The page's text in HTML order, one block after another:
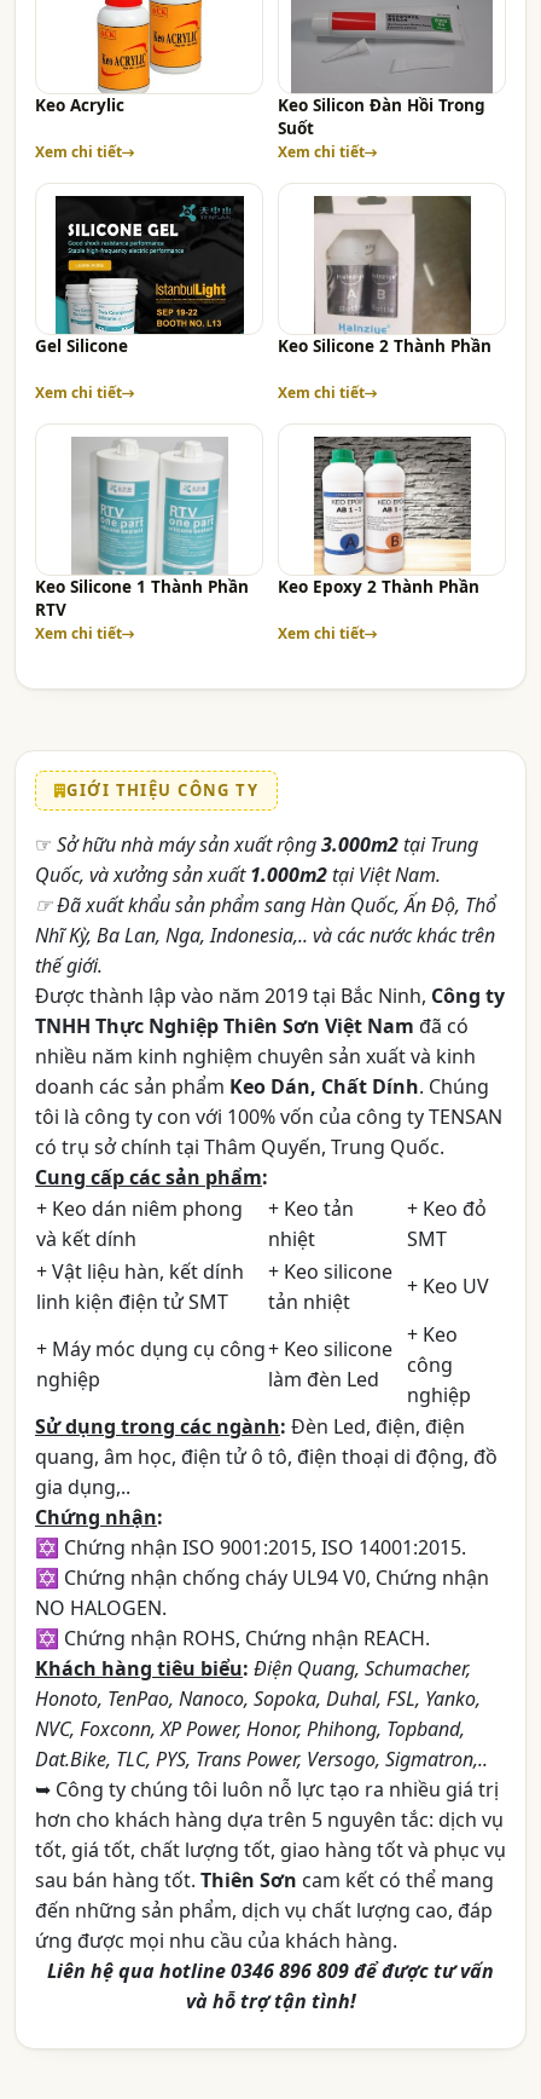
Keo Acrylic
Xem chi tiết
Keo Silicon Đàn Hồi Trong
Suốt
Xem chi tiết
Gel Silicone
Xem chi tiết
Keo Silicone 2 Thành Phần
Xem chi tiết
Keo Silicone 1 Thành Phần
RTV
Xem chi tiết
Keo Epoxy 2 Thành Phần
Xem chi tiết
GIỚI THIỆU CÔNG TY
☞ Sở hữu nhà máy sản xuất rộng3.000m2tại Trung
Quốc, và xưởng sản xuất1.000m2tại Việt Nam.
☞ Đã xuất khẩu sản phẩm sang Hàn Quốc, Ấn Độ, Thổ
Nhĩ Kỳ, Ba Lan, Nga, Indonesia,.. và các nước khác trên
thế giới.
Được thành lập vào năm 2019 tại Bắc Ninh, Công ty
TNHH Thực Nghiệp Thiên Sơn Việt Nam đã có
nhiều năm kinh nghiệm chuyên sản xuất và kinh
doanh các sản phẩm Keo Dán, Chất Dính. Chúng
tôi là công ty con với 100% vốn của công ty TENSAN
có trụ sở chính tại Thâm Quyến, Trung Quốc.
Cung cấp các sản phẩm:
+ Keo dán niêm phong
và kết dính
+ Keo tản
nhiệt
+ Keo đỏ
SMT
+ Vật liệu hàn, kết dính
linh kiện điện tử SMT
+ Keo silicone
tản nhiệt
+ Keo UV
+ Máy móc dụng cụ công
nghiệp
+ Keo silicone
làm đèn Led
+ Keo
công
nghiệp
Sử dụng trong các ngành: Đèn Led, điện, điện
quang, âm học, điện tử ô tô, điện thoại di động, đồ
gia dụng,..
Chứng nhận:
✡ Chứng nhận ISO 9001:2015, ISO 14001:2015.
✡ Chứng nhận chống cháy UL94 V0, Chứng nhận
NO HALOGEN.
✡ Chứng nhận ROHS, Chứng nhận REACH.
Khách hàng tiêu biểu: Điện Quang, Schumacher,
Honoto, TenPao, Nanoco, Sopoka, Duhal, FSL, Yanko,
NVC, Foxconn, XP Power, Honor, Phihong, Topband,
Dat.Bike, TLC, PYS, Trans Power, Versogo, Sigmatron,..
➥ Công ty chúng tôi luôn nỗ lực tạo ra nhiều giá trị
hơn cho khách hàng dựa trên 5 nguyên tắc: dịch vụ
tốt, giá tốt, chất lượng tốt, giao hàng tốt và phục vụ
sau bán hàng tốt. Thiên Sơn cam kết có thể mang
đến những sản phẩm, dịch vụ chất lượng cao, đáp
ứng được mọi nhu cầu của khách hàng.
Liên hệ qua hotline 0346 896 809 để được tư vấn
và hỗ trợ tận tình!